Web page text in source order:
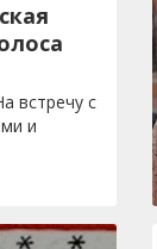
встречу с
и